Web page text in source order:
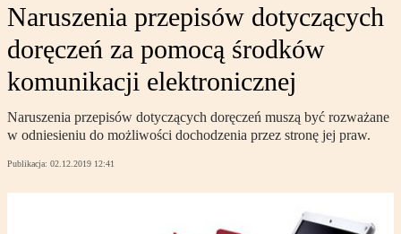
Naruszenia przepisów dotyczących
doręczeń za pomocą środków
komunikacji elektronicznej
Naruszenia przepisów dotyczących doręczeń muszą być rozważane
w odniesieniu do możliwości dochodzenia przez stronę jej praw.
Publikacja: 02.12.2019 12:41